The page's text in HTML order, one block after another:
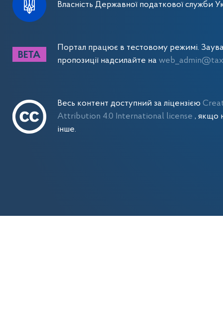
Власність Державної податкової служби
Портал працює в тестовому режимі.
пропозиції надсилайте на
Весь контент доступний за ліцензією
Attribution 4.0 International license , якщо
інше.